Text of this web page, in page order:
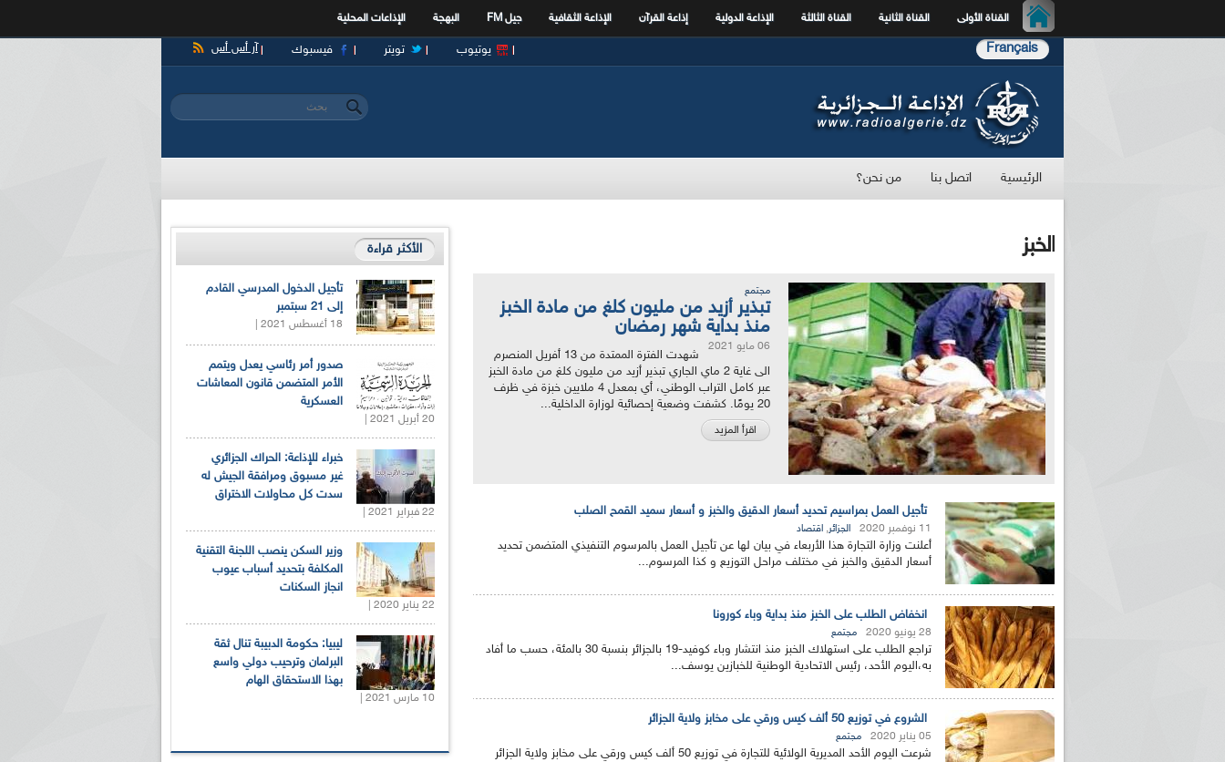
القناة الأولى القناة الثانية القناة الثالثة الإذاعة الدولية إذاعة القرآن الإذاعة الثقافية جيل FM البهجة الإذاعات المحلية
Français آر أس أس فيسبوك تويتر يوتيوب
استمارة البحث
‏بحث ‏
الرئيسية اتصل بنا من نحن؟
الخبز
مجتمع
تبذير أزيد من مليون كلغ من مادة الخبز
منذ بداية شهر رمضان
06 مايو 2021
شهدت الفترة الممتدة من 13 أفريل المنصرم
الى غاية 2 ماي الجاري تبذير أزيد من مليون كلغ من مادة الخبز
عبر كامل التراب الوطني، أي بمعدل 4 ملايين خبزة في ظرف
20 يومًا. كشفت وضعية إحصائية لوزارة الداخلية...
اقرأ المزيد
تأجيل العمل بمراسيم تحديد أسعار الدقيق والخبز و أسعار سميد القمح الصلب
11 نوفمبر 2020 الجزائر, اقتصاد
أعلنت وزارة التجارة هذا الأربعاء في بيان لها عن تأجيل العمل بالمرسوم التنفيذي المتضمن تحديد
أسعار الدقيق والخبز في مختلف مراحل التوزيع و كذا المرسوم...
انخفاض الطلب على الخبز منذ بداية وباء كورونا
28 يونيو 2020 مجتمع
تراجع الطلب على استهلاك الخبز منذ انتشار وباء كوفيد-19 بالجزائر بنسبة 30 بالمئة، حسب ما أفاد
به،اليوم الأحد، رئيس الاتحادية الوطنية للخبازين يوسف...
الشروع في توزيع 50 ألف كيس ورقي على مخابز ولاية الجزائر
05 يناير 2020 مجتمع
شرعت اليوم الأحد المديرية الولائية للتجارة في توزيع 50 ألف كيس ورقي على مخابز ولاية الجزائر
الأكثر قراءة
تأجيل الدخول المدرسي القادم
إلى 21 سبتمبر
18 أغسطس 2021 |
صدور أمر رئاسي يعدل ويتمم
الأمر المتضمن قانون المعاشات
العسكرية
20 أبريل 2021 |
خبراء للإذاعة: الحراك الجزائري
غير مسبوق ومرافقة الجيش له
سدت كل محاولات الاختراق
22 فبراير 2021 |
وزير السكن ينصب اللجنة التقنية
المكلفة بتحديد أسباب عيوب
انجاز السكنات
22 يناير 2020 |
ليبيا: حكومة الدبيبة تنال ثقة
البرلمان وترحيب دولي واسع
بهذا الاستحقاق الهام
10 مارس 2021 |